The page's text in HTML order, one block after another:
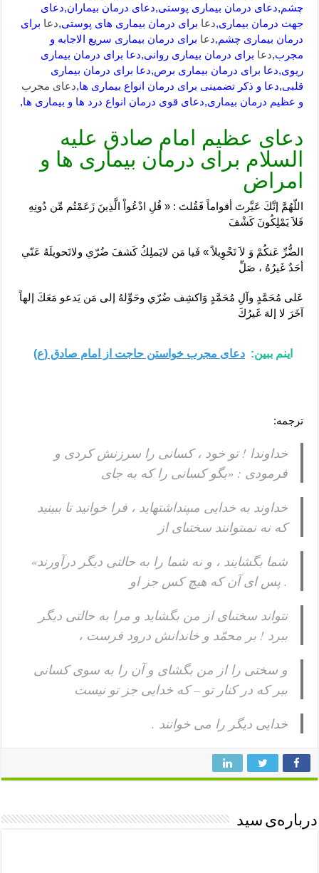
چشم,دعای درمان بیماری پوستی,دعای درمان بیماران,دعای
جهت درمان بیماری,دعا برای درمان بیماری های پوستی,دعا برای
درمان بیماری چشم,دعا برای درمان بیماری سریع الاجابه و
مجرب,دعا برای درمان بیماری روانی,دعا برای درمان بیماری
ریوی,دعا برای درمان بیماری برص,دعا برای درمان بیماری
قلبی,دعا و ذکر تضمینی برای درمان انواع بیماری ها,دعای مجرب
و عظیم درمان بیماری,دعای قوی درمان انواع درد ها و بیماری ها,
دعای عظیم امام صادق علیه
السلام برای درمان بیماری ها و
امراض
اللّهُمَّ إنَّكَ عَيَّرتَ أقواماً فَقُلتَ : « قُلِ ادْعُواْ الَّذِينَ زَعَمْتُم مِّن دُونِهِ
فَلاَ يَمْلِكُونَ كَشْفَ
الضُّرِّ عَنكُمْ وَ لاَ تَحْوِيلاً » فَيا مَن لايَملِكُ كَشفَ ضُرّي ولاتَحويلَهُ عَنّي
أحَدٌ غَيرُهُ ، صَلِّ
عَلى مُحَمَّدٍ وآلِ مُحَمَّدٍ وَاكشِف ضُرّي وحَوِّلهُ إلى مَن يَدعو مَعَكَ إلهاً
آخَرَ لا إلهَ غَيرُكَ
اینم ببین: دعای مجرب خواستن حاجت از امام صادق (ع)
ترجمه:
خداوندا ! تو خود ، كسانى را سرزنش كردى و
فرمودى : «بگو كسانى را كه به جاى
خداوند به خدايى مى‏پنداشته‏ايد ، فرا خوانيد تا ببينيد
كه نه نمى‏توانند سختى‏اى از
شما بگشايند ، و نه شما را به حالتى ديگر درآورند»
. پس اى آن كه هيچ كس جز او
نتواند سختى‏اى از من بگشايد و مرا به حالتى ديگر
ببرد ! بر محمّد و خاندانش درود فرست ،
و سختى را از من بگشاى و آن را به سوى كسانى
ببر كه در كنار تو – كه خدايى جز تو نيست
خدايى ديگر را می خوانند .
درباره‌ی سید